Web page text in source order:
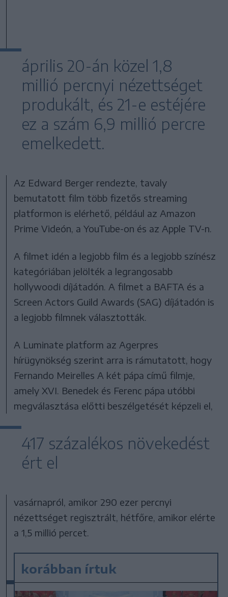
április 20-án közel 1,8
millió percnyi nézettséget
produkált, és 21-e estéjére
ez a szám 6,9 millió percre
emelkedett.
Az Edward Berger rendezte, tavaly
bemutatott film több fizetős streaming
platformon is elérhető, például az Amazon
Prime Videón, a YouTube-on és az Apple TV-n.
A filmet idén a legjobb film és a legjobb színész
kategóriában jelölték a legrangosabb
hollywoodi díjátadón. A filmet a BAFTA és a
Screen Actors Guild Awards (SAG) díjátadón is
a legjobb filmnek választották.
A Luminate platform az Agerpres
hírügynökség szerint arra is rámutatott, hogy
Fernando Meirelles A két pápa című filmje,
amely XVI. Benedek és Ferenc pápa utóbbi
megválasztása előtti beszélgetését képzeli el,
417 százalékos növekedést
ért el
vasárnapról, amikor 290 ezer percnyi
nézettséget regisztrált, hétfőre, amikor elérte
a 1,5 millió percet.
korábban írtuk